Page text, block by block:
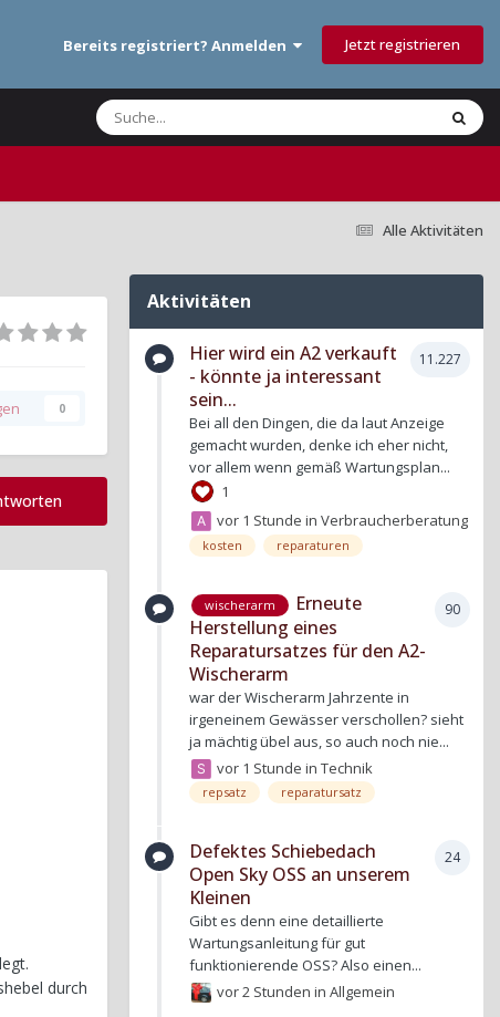
Bereits registriert? Anmelden Jetzt registrieren
Alle Aktivitäten
0
durch
Aktivitäten
11.227
Hier wird ein A2 verkauft
- könnte ja interessant
sein...
Bei all den Dingen, die da laut Anzeige
gemacht wurden, denke ich eher nicht,
vor allem wenn gemäß Wartungsplan...
1
vor 1 Stunde inVerbraucherberatung
kosten reparaturen
90
wischerarm
Erneute
Herstellung eines
Reparatursatzes für den A2-
Wischerarm
war der Wischerarm Jahrzente in
irgeneinem Gewässer verschollen? sieht
ja mächtig übel aus, so auch noch nie...
vor 1 Stunde inTechnik
repsatz reparatursatz
24
Defektes Schiebedach
Open Sky OSS an unserem
Kleinen
Gibt es denn eine detaillierte
Wartungsanleitung für gut
funktionierende OSS? Also einen...
vor 2 Stunden inAllgemein